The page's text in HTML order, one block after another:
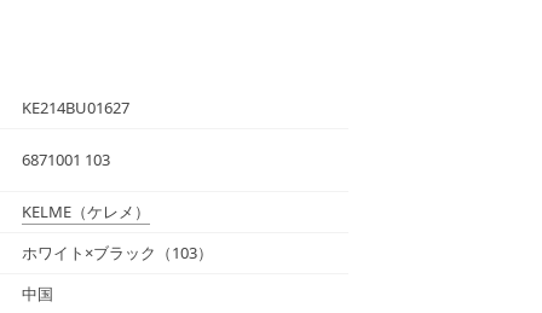
KE214BU01627
6871001 103
KELME （ケレメ）
ホワイト×ブラック（103）
中国